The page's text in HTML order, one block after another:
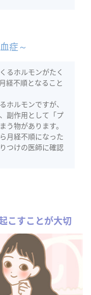
症～
るホルモンがたく
経不順となること
ホルモンですが、
副作用として「プ
う物があります。
月経不順になった
つけの医師に確認
こすことが大切